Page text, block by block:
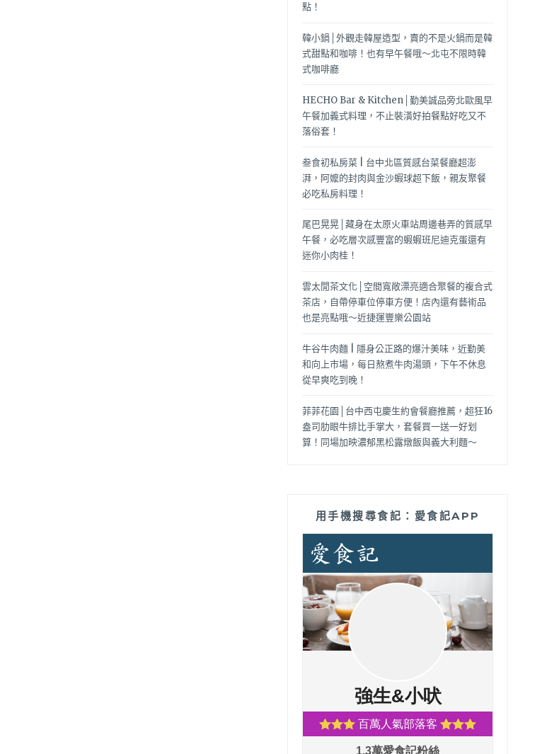
點！
韓小鍋│外觀走韓屋造型，賣的不是火鍋而是韓
式甜點和咖啡！也有早午餐哦～北屯不限時韓
式咖啡廳
HECHO Bar & Kitchen│勤美誠品旁北歐風早
午餐加義式料理，不止裝潢好拍餐點好吃又不
落俗套！
叁食初私房菜 | 台中北區質感台菜餐廳超澎
湃，阿嬤的封肉與金沙蝦球超下飯，親友聚餐
必吃私房料理！
尾巴晃晃│藏身在太原火車站周邊巷弄的質感早
午餐，必吃層次感豐富的蝦蝦班尼迪克蛋還有
迷你小肉桂！
雲太閒茶文化│空間寬敞漂亮適合聚餐的複合式
茶店，自帶停車位停車方便！店內還有藝術品
也是亮點哦～近捷運豐樂公園站
牛谷牛肉麵 | 隱身公正路的爆汁美味，近勤美
和向上市場，每日熬煮牛肉湯頭，下午不休息
從早爽吃到晚！
菲菲花園│台中西屯慶生約會餐廳推薦，超狂16
盎司肋眼牛排比手掌大，套餐買一送一好划
算！同場加映濃郁黑松露燉飯與義大利麵～
用手機搜尋食記：愛食記APP